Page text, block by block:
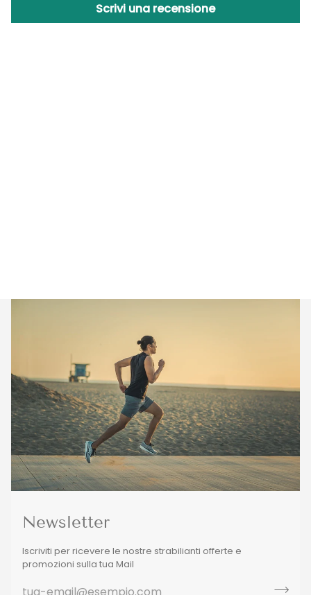
Scrivi una recensione
Newsletter
Iscriviti per ricevere le nostre strabilianti offerte e
promozioni sulla tua Mail